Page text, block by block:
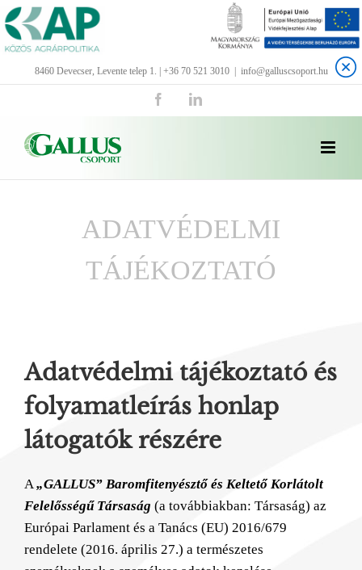
Kihagyás
8460 Devecser, Levente telep 1. | +36 70 521 3010 info@galluscsoport.hu
FacebookLinkedIn
ADATVÉDELMI
TÁJÉKOZTATÓ
Adatvédelmi tájékoztató és
folyamatleírás honlap
látogatók részére
A „GALLUS” Baromfitenyésztő és Keltető Korlátolt
Felelősségű Társaság (a továbbiakban: Társaság) az
Európai Parlament és a Tanács (EU) 2016/679
rendelete (2016. április 27.) a természetes